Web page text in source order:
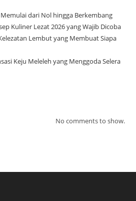
dari Nol hingga Berkembang
Kuliner Lezat 2026 yang Wajib Dicoba
Lembut yang Membuat Siapa
Keju Meleleh yang Menggoda Selera
No comments to show.